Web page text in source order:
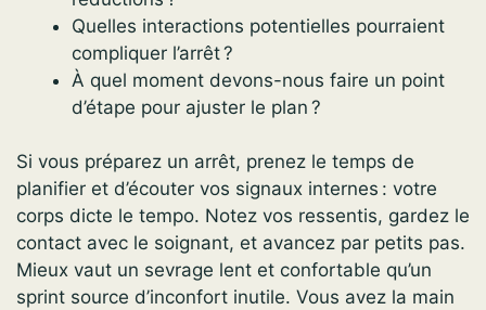
Quelles interactions potentielles pourraient
compliquer l’arrêt ?
À quel moment devons-nous faire un point
d’étape pour ajuster le plan ?
Si vous préparez un arrêt, prenez le temps de
planifier et d’écouter vos signaux internes : votre
corps dicte le tempo. Notez vos ressentis, gardez le
contact avec le soignant, et avancez par petits pas.
Mieux vaut un sevrage lent et confortable qu’un
sprint source d’inconfort inutile. Vous avez la main